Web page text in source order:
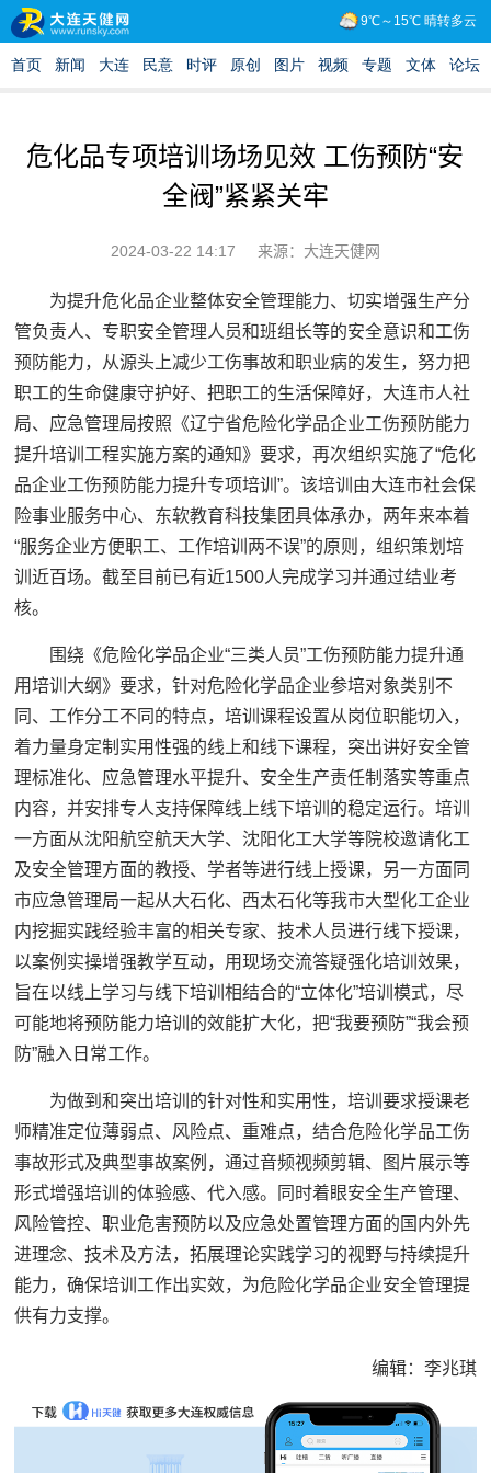
危化品专项培训场场见效 工伤预防“安
全阀”紧紧关牢
2024-03-22 14:17 来源：大连天健网
为提升危化品企业整体安全管理能力、切实增强生产分
管负责人、专职安全管理人员和班组长等的安全意识和工伤
预防能力，从源头上减少工伤事故和职业病的发生，努力把
职工的生命健康守护好、把职工的生活保障好，大连市人社
局、应急管理局按照《辽宁省危险化学品企业工伤预防能力
提升培训工程实施方案的通知》要求，再次组织实施了“危化
品企业工伤预防能力提升专项培训”。该培训由大连市社会保
险事业服务中心、东软教育科技集团具体承办，两年来本着
“服务企业方便职工、工作培训两不误”的原则，组织策划培
训近百场。截至目前已有近1500人完成学习并通过结业考
核。
围绕《危险化学品企业“三类人员”工伤预防能力提升通
用培训大纲》要求，针对危险化学品企业参培对象类别不
同、工作分工不同的特点，培训课程设置从岗位职能切入，
着力量身定制实用性强的线上和线下课程，突出讲好安全管
理标准化、应急管理水平提升、安全生产责任制落实等重点
内容，并安排专人支持保障线上线下培训的稳定运行。培训
一方面从沈阳航空航天大学、沈阳化工大学等院校邀请化工
及安全管理方面的教授、学者等进行线上授课，另一方面同
市应急管理局一起从大石化、西太石化等我市大型化工企业
内挖掘实践经验丰富的相关专家、技术人员进行线下授课，
以案例实操增强教学互动，用现场交流答疑强化培训效果，
旨在以线上学习与线下培训相结合的“立体化”培训模式，尽
可能地将预防能力培训的效能扩大化，把“我要预防”“我会预
防”融入日常工作。
为做到和突出培训的针对性和实用性，培训要求授课老
师精准定位薄弱点、风险点、重难点，结合危险化学品工伤
事故形式及典型事故案例，通过音频视频剪辑、图片展示等
形式增强培训的体验感、代入感。同时着眼安全生产管理、
风险管控、职业危害预防以及应急处置管理方面的国内外先
进理念、技术及方法，拓展理论实践学习的视野与持续提升
能力，确保培训工作出实效，为危险化学品企业安全管理提
供有力支撑。
编辑：李兆琪